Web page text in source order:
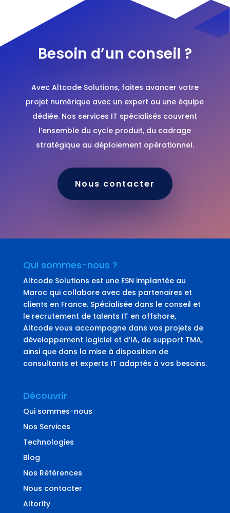
Besoin d’un conseil ?
Avec Altcode Solutions, faites avancer votre
projet numérique avec un expert ou une équipe
dédiée. Nos services IT spécialisés couvrent
l’ensemble du cycle produit, du cadrage
stratégique au déploiement opérationnel.
Nous contacter
Qui sommes-nous ?
Altcode Solutions est une ESN implantée au
Maroc qui collabore avec des partenaires et
clients en France. Spécialisée dans le conseil et
le recrutement de talents IT en offshore,
Altcode vous accompagne dans vos projets de
développement logiciel et d’IA, de support TMA,
ainsi que dans la mise à disposition de
consultants et experts IT adaptés à vos besoins.
Découvrir
Qui sommes-nous
Nos Services
Technologies
Blog
Nos Références
Nous contacter
Altority